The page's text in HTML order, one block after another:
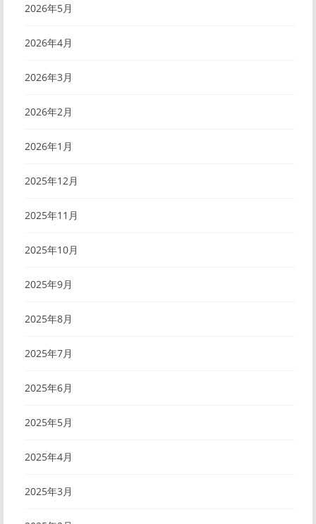
2026年5月
2026年4月
2026年3月
2026年2月
2026年1月
2025年12月
2025年11月
2025年10月
2025年9月
2025年8月
2025年7月
2025年6月
2025年5月
2025年4月
2025年3月